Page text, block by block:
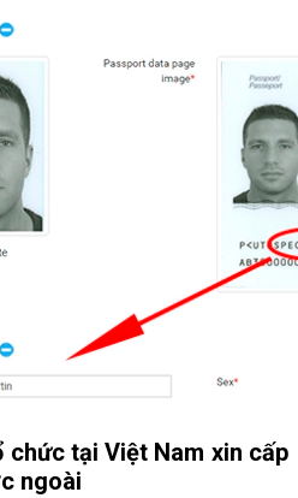
chức tại Việt Nam xin cấp
ngoài